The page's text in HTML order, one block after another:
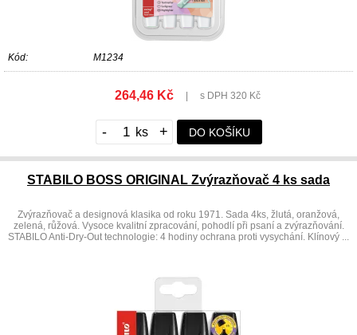
Kód: M1234
264,46 Kč s DPH 320 Kč
- + DO KOŠÍKU
STABILO BOSS ORIGINAL Zvýrazňovač 4 ks sada
Zvýrazňovač a designová klasika od roku 1971. Sada 4ks, žlutá, oranžová,
zelená, růžová. Vysoce kvalitní zpracování, pohodlí při psaní a zvýrazňování.
STABILO Anti-Dry-Out technologie: 4 hodiny ochrana proti vysychání. Klínový ...